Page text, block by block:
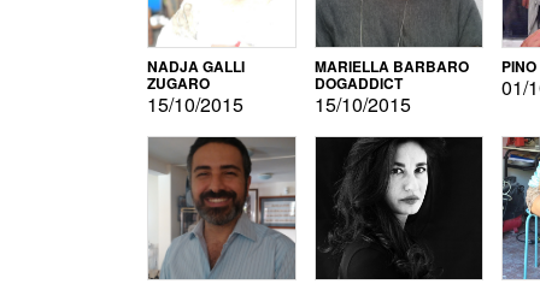
NADJA GALLI
ZUGARO
15/10/2015
MARIELLA BARBARO
DOGADDICT
15/10/2015
01/